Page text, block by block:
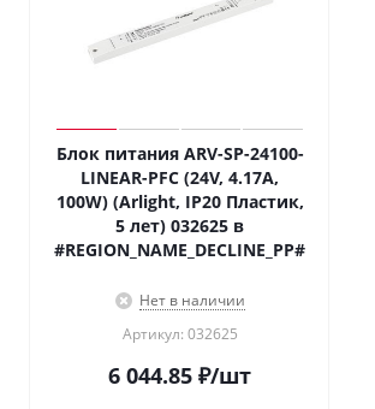
Блок питания ARV-SP-24100-
LINEAR-PFC (24V, 4.17A,
100W) (Arlight, IP20 Пластик,
5 лет) 032625 в
#REGION_NAME_DECLINE_PP#
Нет в наличии
Артикул: 032625
6 044.85 ₽/шт